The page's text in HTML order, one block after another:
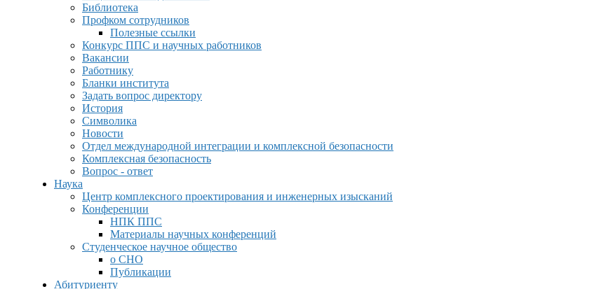
Библиотека
Профком сотрудников
Полезные ссылки
Конкурс ППС и научных работников
Вакансии
Работнику
Бланки института
Задать вопрос директору
История
Символика
Новости
Отдел международной интеграции и комплексной безопасности
Комплексная безопасность
Вопрос - ответ
Наука
Центр комплексного проектирования и инженерных изысканий
Конференции
НПК ППС
Материалы научных конференций
Студенческое научное общество
о СНО
Публикации
Абитуриенту